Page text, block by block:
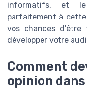
informatifs, et le
parfaitement à cette
vos chances d'être
développer votre
Comment
opinion